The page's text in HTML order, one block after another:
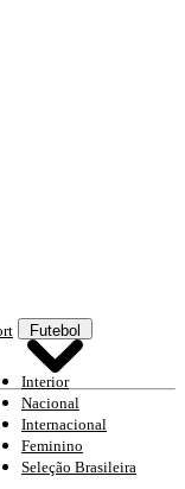
Futebol
Interior
Nacional
Internacional
Feminino
Seleção Brasileira